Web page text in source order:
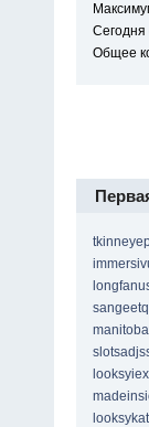
Сегодня
Общее
looksyiex
looksykat